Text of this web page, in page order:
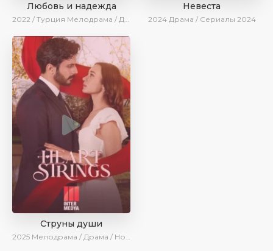
Любовь и надежда
2022 / Турция Мелодрама / Драма / BeniAffet
Невеста
2024 Драма / Сериалы 2024
Струны души
2025 Мелодрама / Драма / Новинки / Сериалы 2025